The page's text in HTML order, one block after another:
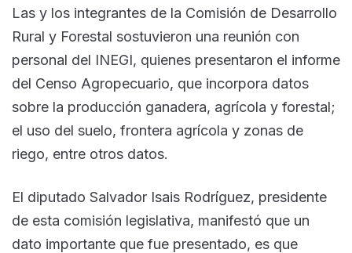
Las y los integrantes de la Comisión de Desarrollo
Rural y Forestal sostuvieron una reunión con
personal del INEGI, quienes presentaron el informe
del Censo Agropecuario, que incorpora datos
sobre la producción ganadera, agrícola y forestal;
el uso del suelo, frontera agrícola y zonas de
riego, entre otros datos.
El diputado Salvador Isais Rodríguez, presidente
de esta comisión legislativa, manifestó que un
dato importante que fue presentado, es que